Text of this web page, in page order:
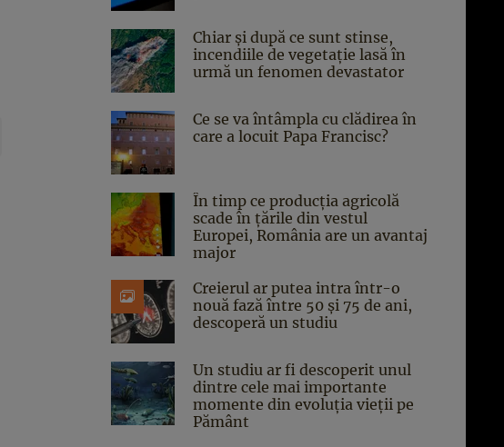
Chiar și după ce sunt stinse,
incendiile de vegetație lasă în
urmă un fenomen devastator
Ce se va întâmpla cu clădirea în
care a locuit Papa Francisc?
În timp ce producția agricolă
scade în țările din vestul
Europei, România are un avantaj
major
Creierul ar putea intra într-o
nouă fază între 50 și 75 de ani,
descoperă un studiu
Un studiu ar fi descoperit unul
dintre cele mai importante
momente din evoluția vieții pe
Pământ